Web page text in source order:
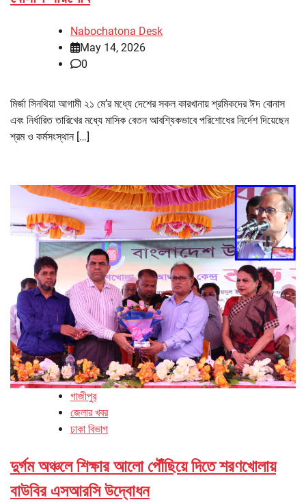
Nabochatona Desk
May 14, 2026
0
মির্জা সিনথিয়া আগামী ২১ মে’র মধ্যে দেশের সকল কারখানায় শ্রমিকদের ঈদ বোনাস
এবং নির্ধারিত তারিখের মধ্যে মাসিক বেতন আবশ্যিকভাবে পরিশোধের নির্দেশ দিয়েছেন
শ্রম ও কর্মসংস্থান […]
গাজীপুর
জেলার খবর
ঢাকা বিভাগ
দুর্গম অঞ্চলে শিক্ষার আলো পৌঁছিয়ে দিতে শরণখোলায়
বাউবির এসআরসি উদ্বোধন